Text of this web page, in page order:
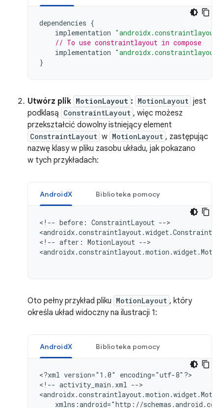
dependencies {
implementation
// To use constraintlayout in compose
implementation
}
Utwórz plik MotionLayout : MotionLayout jest
podklasą ConstraintLayout , więc możesz
przekształcić dowolny istniejący element
ConstraintLayout w MotionLayout , zastępując
nazwę klasy w pliku zasobu układu, jak pokazano
w tych przykładach:
AndroidX Biblioteka pomocy
<!-- before: ConstraintLayout -->
<!-- after: MotionLayout -->
Oto pełny przykład pliku MotionLayout , który
określa układ widoczny na ilustracji 1:
AndroidX Biblioteka pomocy
<?xml version="1.0"
encoding="utf-8"?>
<!-- activity_main.xml -->